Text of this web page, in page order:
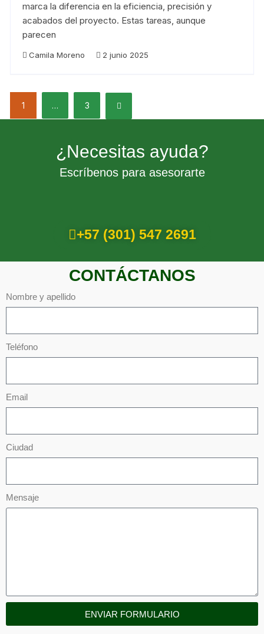
marca la diferencia en la eficiencia, precisión y
acabados del proyecto. Estas tareas, aunque
parecen
Camila Moreno 2 junio 2025
1 … 3
¿Necesitas ayuda?
Escríbenos para asesorarte
+57 (301) 547 2691
CONTÁCTANOS
Nombre y apellido
Teléfono
Email
Ciudad
Mensaje
ENVIAR FORMULARIO